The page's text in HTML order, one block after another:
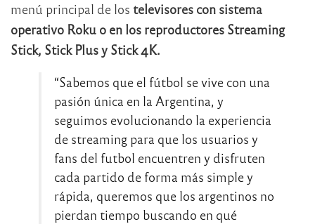
menú principal de los televisores con sistema
operativo Roku o en los reproductores Streaming
Stick, Stick Plus y Stick 4K.
“Sabemos que el fútbol se vive con una
pasión única en la Argentina, y
seguimos evolucionando la experiencia
de streaming para que los usuarios y
fans del futbol encuentren y disfruten
cada partido de forma más simple y
rápida, queremos que los argentinos no
pierdan tiempo buscando en qué